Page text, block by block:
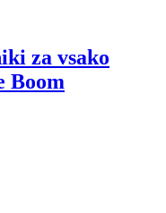
za vsako
Boom